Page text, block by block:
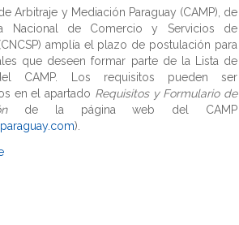
Arbitraje y Mediación Paraguay (CAMP), de
Nacional de Comercio y Servicios de
amplía el plazo de postulación para
que deseen formar parte de la Lista de
CAMP. Los requisitos pueden ser
en el apartado Requisitos y Formulario de
de la página web del CAMP
).